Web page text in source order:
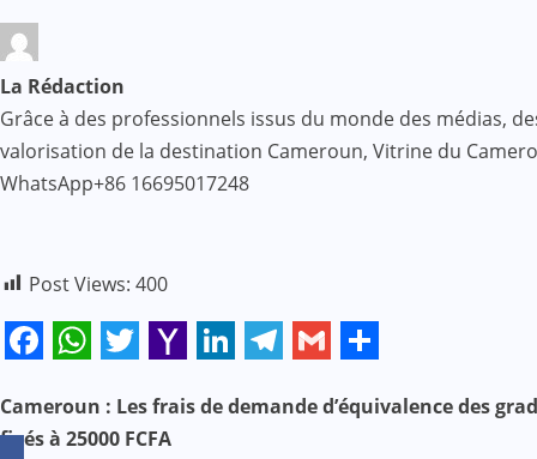
La Rédaction
Grâce à des professionnels issus du monde des médias,
valorisation de la destination Cameroun, Vitrine du
WhatsApp+86 16695017248
Post Views: 400
Mail
N
Cameroun : Les frais de demande d’équivalence des
fixés à 25000 FCFA